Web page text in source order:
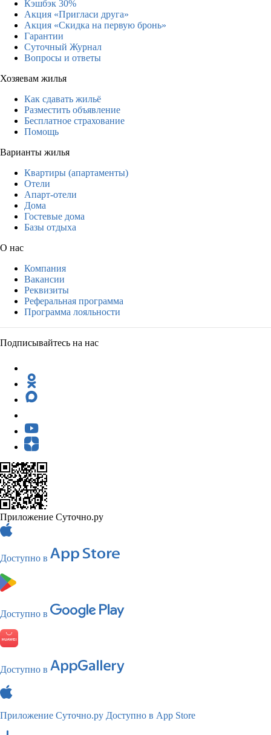
Кэшбэк 30%
Акция «Пригласи друга»
Акция «Скидка на первую бронь»
Гарантии
Суточный Журнал
Вопросы и ответы
Хозяевам жилья
Как сдавать жильё
Разместить объявление
Бесплатное страхование
Помощь
Варианты жилья
Квартиры (апартаменты)
Отели
Апарт-отели
Дома
Гостевые дома
Базы отдыха
О нас
Компания
Вакансии
Реквизиты
Реферальная программа
Программа лояльности
Подписывайтесь на нас
Приложение Суточно.ру
Доступно в
Доступно в
Доступно в
Приложение Суточно.ру Доступно в App Store